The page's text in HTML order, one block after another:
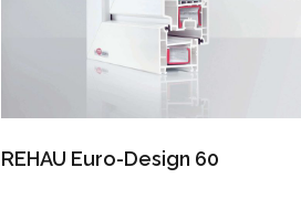
REHAU Euro-Design 60